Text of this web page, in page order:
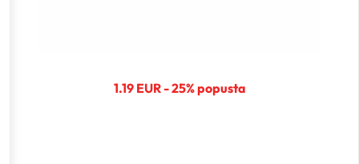
1.19 EUR - 25% popusta